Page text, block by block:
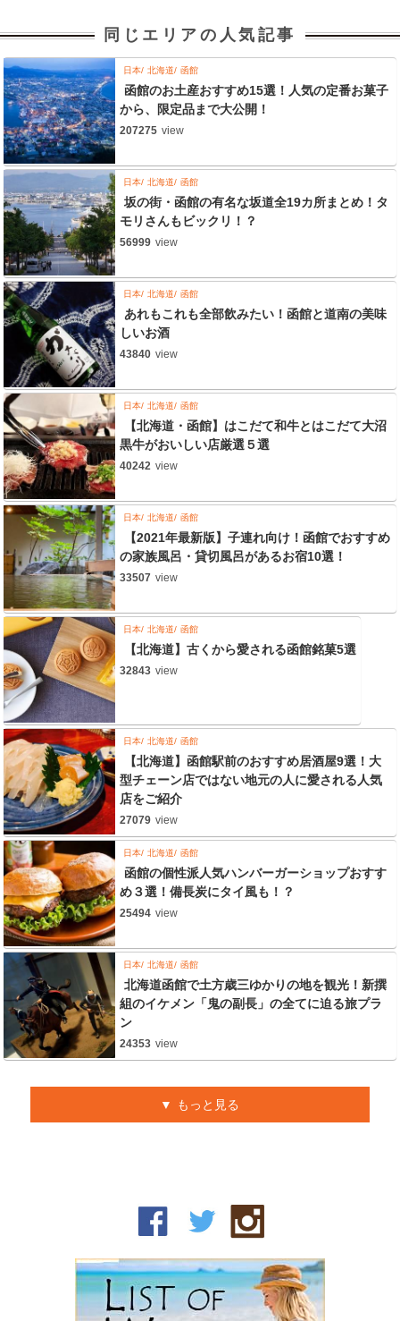
同じエリアの人気記事
日本 北海道 函館
函館のお土産おすすめ15選！人気の定番お菓子
から、限定品まで大公開！
207275 view
日本 北海道 函館
坂の街・函館の有名な坂道全19カ所まとめ！タ
モリさんもビックリ！？
56999 view
日本 北海道 函館
あれもこれも全部飲みたい！函館と道南の美味
しいお酒
43840 view
日本 北海道 函館
【北海道・函館】はこだて和牛とはこだて大沼
黒牛がおいしい店厳選５選
40242 view
日本 北海道 函館
【2021年最新版】子連れ向け！函館でおすすめ
の家族風呂・貸切風呂があるお宿10選！
33507 view
日本 北海道 函館
【北海道】古くから愛される函館銘菓5選
32843 view
日本 北海道 函館
【北海道】函館駅前のおすすめ居酒屋9選！大
型チェーン店ではない地元の人に愛される人気
店をご紹介
27079 view
日本 北海道 函館
函館の個性派人気ハンバーガーショップおすす
め３選！備長炭にタイ風も！？
25494 view
日本 北海道 函館
北海道函館で土方歳三ゆかりの地を観光！新撰
組のイケメン「鬼の副長」の全てに迫る旅プラ
ン
24353 view
もっと見る